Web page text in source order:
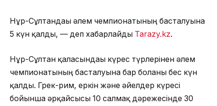
Нұр-Сұлтандағы әлем чемпионатының басталуына
5 күн қалды, — деп хабарлайды Tarazy.kz.
Нұр-Сұлтан қаласындағы күрес түрлерінен әлем
чемпионатының басталуына бар болғаны бес күн
қалды. Грек-рим, еркін және әйелдер күресі
бойынша әрқайсысы 10 салмақ дәрежесінде 30